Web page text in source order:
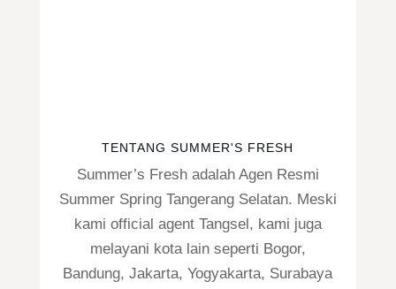
TENTANG SUMMER'S FRESH
Summer’s Fresh adalah Agen Resmi
Summer Spring Tangerang Selatan. Meski
kami official agent Tangsel, kami juga
melayani kota lain seperti Bogor,
Bandung, Jakarta, Yogyakarta, Surabaya